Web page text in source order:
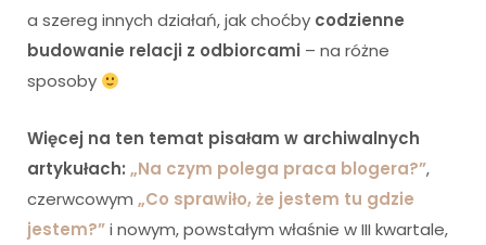
a szereg innych działań, jak choćby codzienne
budowanie relacji z odbiorcami – na różne
sposoby
Więcej na ten temat pisałam w archiwalnych
artykułach: „Na czym polega praca blogera?”,
czerwcowym „Co sprawiło, że jestem tu gdzie
jestem?”i nowym, powstałym właśnie w III kwartale,